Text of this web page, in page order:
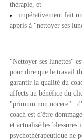
thérapie, et
impérativement fait
appris à "nettoyer ses
"Nettoyer ses lunettes"
pour dire que le travail
garantir la qualité du
affects au bénéfice du
"primum non nocere" :
coach est d'être
et actualisé les
psychothérapeutique ne